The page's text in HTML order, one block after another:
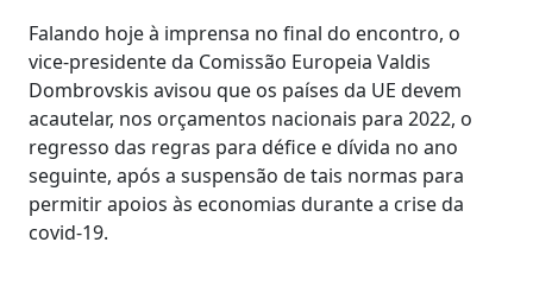
Falando hoje à imprensa no final do encontro, o
vice-presidente da Comissão Europeia Valdis
Dombrovskis avisou que os países da UE devem
acautelar, nos orçamentos nacionais para 2022, o
regresso das regras para défice e dívida no ano
seguinte, após a suspensão de tais normas para
permitir apoios às economias durante a crise da
covid-19.